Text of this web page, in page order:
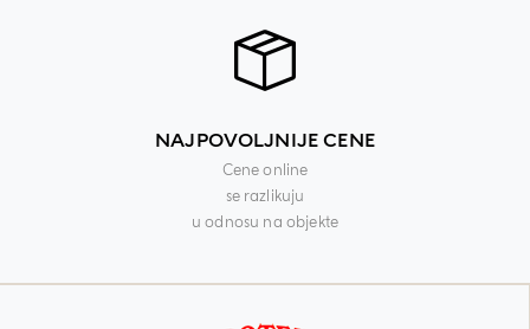
NAJPOVOLJNIJE CENE
Cene online
se razlikuju
u odnosu na objekte